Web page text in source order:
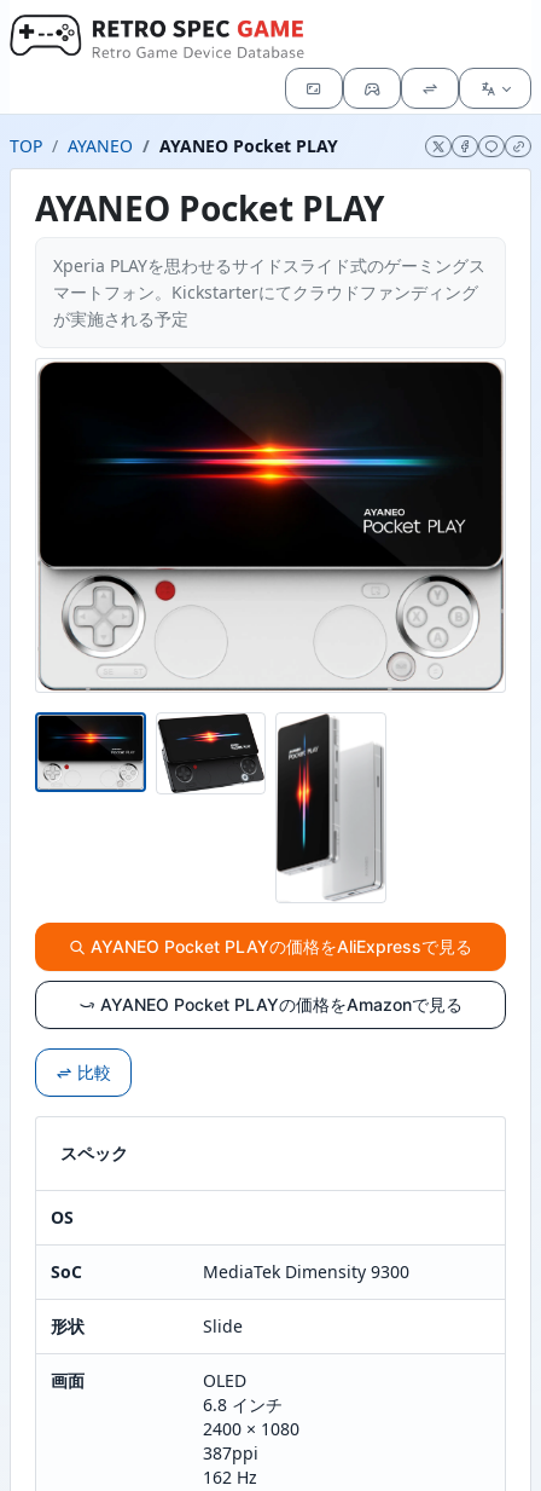
TOP AYANEO AYANEO Pocket PLAY
AYANEO Pocket PLAY
Xperia PLAYを思わせるサイドスライド式のゲーミングス
マートフォン。Kickstarterにてクラウドファンディング
が実施される予定
AYANEO Pocket PLAYの価格をAliExpressで見る
AYANEO Pocket PLAYの価格をAmazonで見る
比較
スペック
OS
SoC MediaTek Dimensity 9300
形状 Slide
画面
OLED
6.8 インチ
2400 × 1080
387ppi
162 Hz